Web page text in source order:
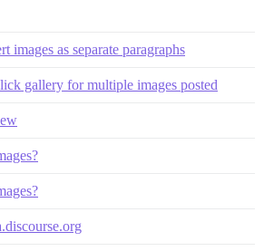
images as separate paragraphs
gallery for multiple images posted